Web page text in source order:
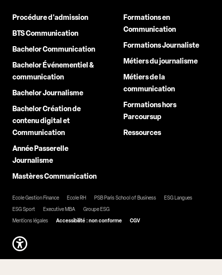
Procédure d'admission
BTS Communication
Bachelor Communication
Bachelor Événementiel &
communication
Bachelor Journalisme
Bachelor Création de
contenu digital et
Communication
Année Passerelle
Journalisme
Mastères Communication
Formations en
Communication
Formations Journaliste
Métiers du journalisme
Métiers de la
communication
Formations hors
Parcoursup
Ressources
Ecole Gestion Finance Ecole RH PSB Paris School of Business
ESG Langues
ESG Sport
Executive MBA
Groupe ESG
Mentions légales
Accessibilité : non conforme CGV